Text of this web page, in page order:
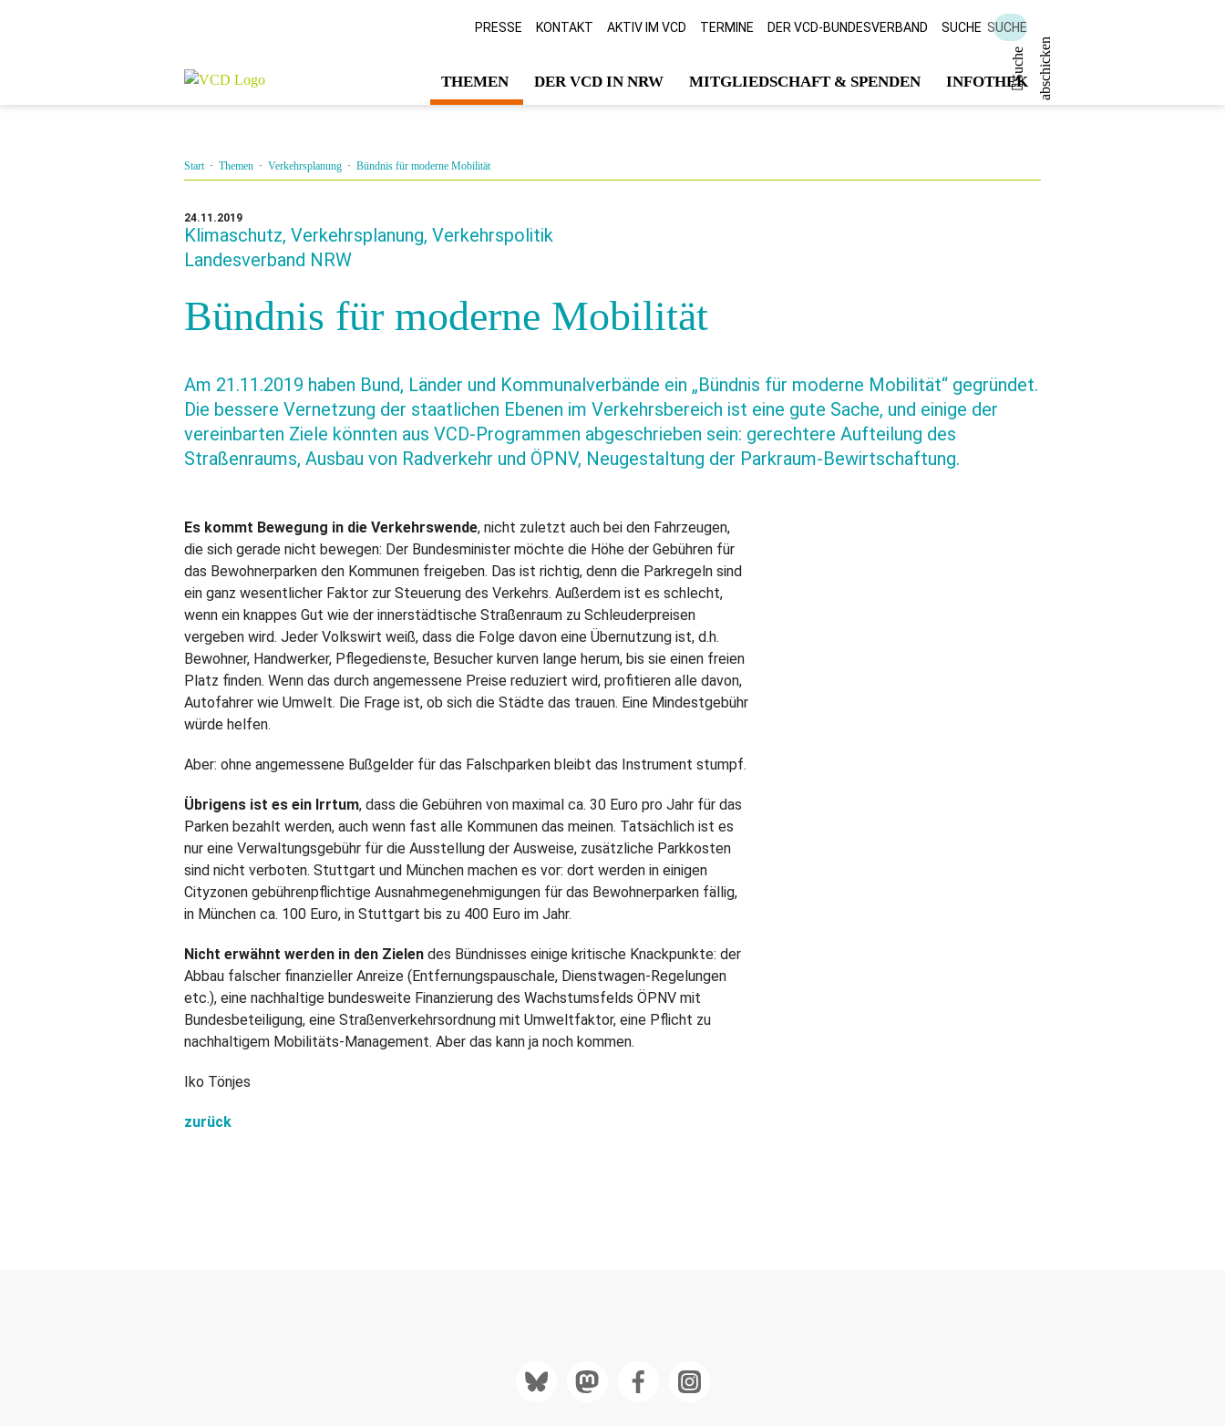
PRESSE KONTAKT AKTIV IM VCD TERMINE DER VCD-BUNDESVERBAND SUCHE SUCHE
S
u
c
h
e
a
b
s
c
h
i
c
k
e n
THEMEN DER VCD IN NRW MITGLIEDSCHAFT & SPENDEN INFOTHEK
Start· Themen · Verkehrsplanung · Bündnis für moderne Mobilität
24.11.2019
Klimaschutz, Verkehrsplanung, Verkehrspolitik
Landesverband NRW
Bündnis für moderne Mobilität
Am 21.11.2019 haben Bund, Länder und Kommunalverbände ein „Bündnis für moderne Mobilität“ gegründet.
Die bessere Vernetzung der staatlichen Ebenen im Verkehrsbereich ist eine gute Sache, und einige der
vereinbarten Ziele könnten aus VCD-Programmen abgeschrieben sein: gerechtere Aufteilung des
Straßenraums, Ausbau von Radverkehr und ÖPNV, Neugestaltung der Parkraum-Bewirtschaftung.
Es kommt Bewegung in die Verkehrswende, nicht zuletzt auch bei den Fahrzeugen,
die sich gerade nicht bewegen: Der Bundesminister möchte die Höhe der Gebühren für
das Bewohnerparken den Kommunen freigeben. Das ist richtig, denn die Parkregeln sind
ein ganz wesentlicher Faktor zur Steuerung des Verkehrs. Außerdem ist es schlecht,
wenn ein knappes Gut wie der innerstädtische Straßenraum zu Schleuderpreisen
vergeben wird. Jeder Volkswirt weiß, dass die Folge davon eine Übernutzung ist, d.h.
Bewohner, Handwerker, Pflegedienste, Besucher kurven lange herum, bis sie einen freien
Platz finden. Wenn das durch angemessene Preise reduziert wird, profitieren alle davon,
Autofahrer wie Umwelt. Die Frage ist, ob sich die Städte das trauen. Eine Mindestgebühr
würde helfen.
Aber: ohne angemessene Bußgelder für das Falschparken bleibt das Instrument stumpf.
Übrigens ist es ein Irrtum, dass die Gebühren von maximal ca. 30 Euro pro Jahr für das
Parken bezahlt werden, auch wenn fast alle Kommunen das meinen. Tatsächlich ist es
nur eine Verwaltungsgebühr für die Ausstellung der Ausweise, zusätzliche Parkkosten
sind nicht verboten. Stuttgart und München machen es vor: dort werden in einigen
Cityzonen gebührenpflichtige Ausnahmegenehmigungen für das Bewohnerparken fällig,
in München ca. 100 Euro, in Stuttgart bis zu 400 Euro im Jahr.
Nicht erwähnt werden in den Zielen des Bündnisses einige kritische Knackpunkte: der
Abbau falscher finanzieller Anreize (Entfernungspauschale, Dienstwagen-Regelungen
etc.), eine nachhaltige bundesweite Finanzierung des Wachstumsfelds ÖPNV mit
Bundesbeteiligung, eine Straßenverkehrsordnung mit Umweltfaktor, eine Pflicht zu
nachhaltigem Mobilitäts-Management. Aber das kann ja noch kommen.
Iko Tönjes
zurück